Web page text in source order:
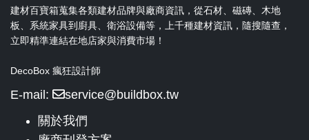
建材百寶箱蒐集各類建材品牌與廠商資訊，從石材、磁磚、木地
板、系統家具到廚具、衛浴設備等，上千種建材資訊，隨搜隨查，
立即精準連結在地店家與消費市場！
DecoBox 瘋狂設計師
E-mail:
service@buildbox.tw
關於我們